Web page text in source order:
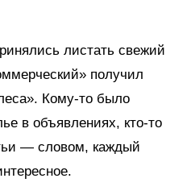
листать свежий
получил
Кому-то было
в объявлениях, кто-то
— словом, каждый